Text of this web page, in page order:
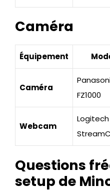
Caméra
Équipement
Caméra
FZ1000
Webcam
Logitech
Questions
setup de